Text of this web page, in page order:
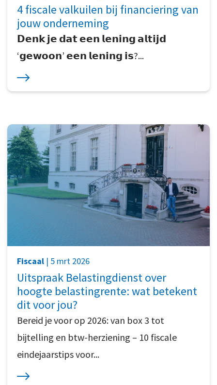
4 fiscale valkuilen bij financiering van
jouw onderneming
𝗗𝗲𝗻𝗸 𝗷𝗲 𝗱𝗮𝘁 𝗲𝗲𝗻 𝗹𝗲𝗻𝗶𝗻𝗴 𝗮𝗹𝘁𝗶𝗷𝗱
‘𝗴𝗲𝘄𝗼𝗼𝗻’ 𝗲𝗲𝗻 𝗹𝗲𝗻𝗶𝗻𝗴 𝗶𝘀?...
Fiscaal | 5 mrt 2026
Uitspraak Belastingdienst over
hoogte belastingrente: wat betekent
dit voor jou?
Bereid je voor op 2026: van box 3 tot
bijtelling en btw-herziening – 10 fiscale
eindejaarstips voor...